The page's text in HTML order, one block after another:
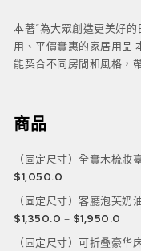
本著“為大眾創造更美好
用、平價實惠的家居用品
能契合不同房間和風格，
商品
（固定尺寸）全實木梳妝
$1,050.0
（固定尺寸）客廳泡芙奶
$1,350.0 – $1,950.0
（固定尺寸）可折叠豪华